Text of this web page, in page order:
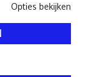
Opties bekijken